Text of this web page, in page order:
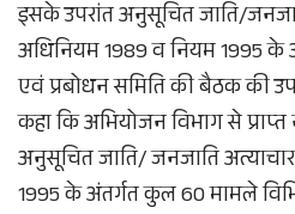
इसके उपरांत अनुसूचित जाति/
अधिनियम 1989 व नियम 1995 के
एवं प्रबोधन समिति की बैठक की
कहा कि अभियोजन विभाग से
अनुसूचित जाति/ जनजाति
1995 के अंतर्गत कुल 60 मामले